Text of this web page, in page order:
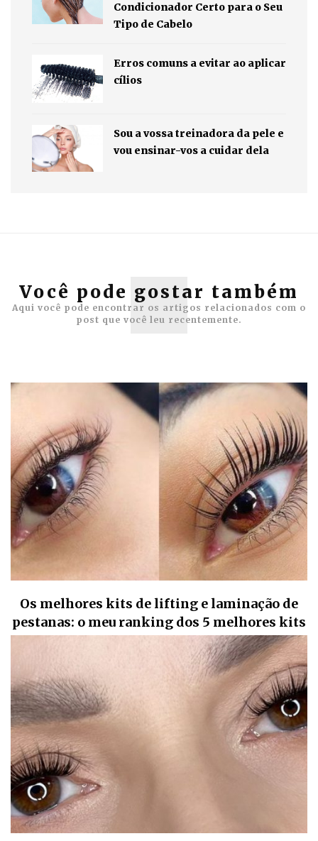
Condicionador Certo para o Seu
Tipo de Cabelo
Erros comuns a evitar ao aplicar
cílios
Sou a vossa treinadora da pele e
vou ensinar-vos a cuidar dela
Você pode gostar também
Aqui você pode encontrar os artigos relacionados com o
post que você leu recentemente.
Os melhores kits de lifting e laminação de
pestanas: o meu ranking dos 5 melhores kits